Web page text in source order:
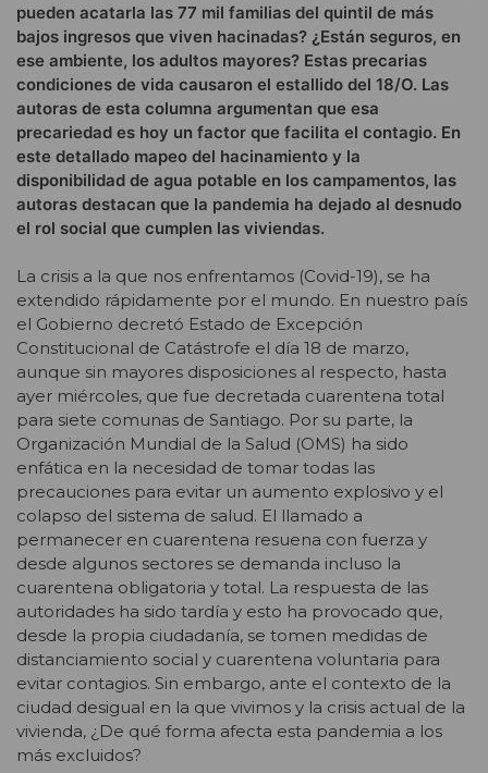
pueden acatarla las 77 mil familias del quintil de más
bajos ingresos que viven hacinadas? ¿Están seguros, en
ese ambiente, los adultos mayores? Estas precarias
condiciones de vida causaron el estallido del 18/O. Las
autoras de esta columna argumentan que esa
precariedad es hoy un factor que facilita el contagio. En
este detallado mapeo del hacinamiento y la
disponibilidad de agua potable en los campamentos, las
autoras destacan que la pandemia ha dejado al desnudo
el rol social que cumplen las viviendas.
La crisis a la que nos enfrentamos (Covid-19), se ha
extendido rápidamente por el mundo. En nuestro país
el Gobierno decretó Estado de Excepción
Constitucional de Catástrofe el día 18 de marzo,
aunque sin mayores disposiciones al respecto, hasta
ayer miércoles, que fue decretada cuarentena total
para siete comunas de Santiago. Por su parte, la
Organización Mundial de la Salud (OMS) ha sido
enfática en la necesidad de tomar todas las
precauciones para evitar un aumento explosivo y el
colapso del sistema de salud. El llamado a
permanecer en cuarentena resuena con fuerza y
desde algunos sectores se demanda incluso la
cuarentena obligatoria y total. La respuesta de las
autoridades ha sido tardía y esto ha provocado que,
desde la propia ciudadanía, se tomen medidas de
distanciamiento social y cuarentena voluntaria para
evitar contagios. Sin embargo, ante el contexto de la
ciudad desigual en la que vivimos y la crisis actual de la
vivienda, ¿De qué forma afecta esta pandemia a los
más excluidos?